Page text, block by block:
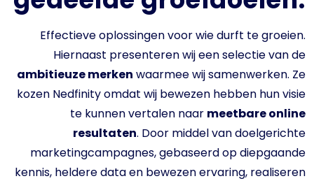
Effectieve oplossingen voor wie durft te groeien.
Hiernaast presenteren wij een selectie van de
ambitieuze merken waarmee wij samenwerken. Ze
kozen Nedfinity omdat wij bewezen hebben hun visie
te kunnen vertalen naar meetbare online
resultaten. Door middel van doelgerichte
marketingcampagnes, gebaseerd op diepgaande
kennis, heldere data en bewezen ervaring, realiseren